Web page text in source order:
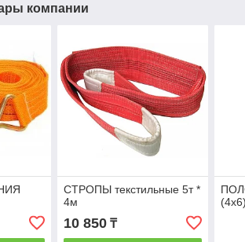
компании
СТРОПЫ текстильные 5т *
4м
10 850₸